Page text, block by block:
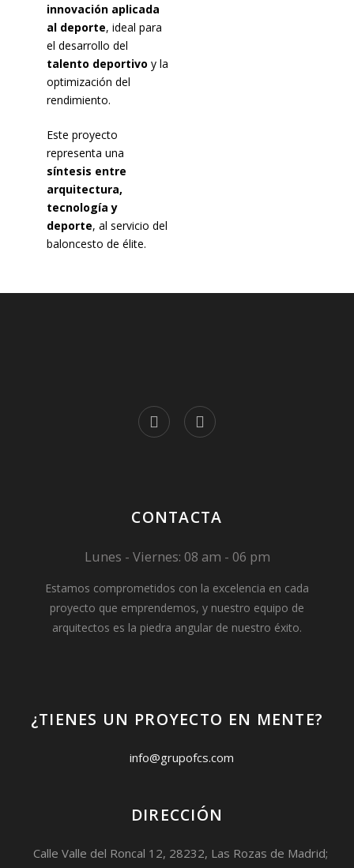
innovación aplicada
al deporte, ideal para
el desarrollo del
talento deportivo y la
optimización del
rendimiento.
Este proyecto
representa una
síntesis entre
arquitectura,
tecnología y
deporte, al servicio del
baloncesto de élite.
CONTACTA
Lunes - Viernes: 08 am - 06 pm
Estamos comprometidos con la excelencia en cada
proyecto que emprendemos, y nuestro equipo de
arquitectos es la piedra angular de nuestro éxito.
¿TIENES UN PROYECTO EN MENTE?
info@grupofcs.com
DIRECCIÓN
Calle Valle del Roncal 12, 28232, Las Rozas de Madrid;